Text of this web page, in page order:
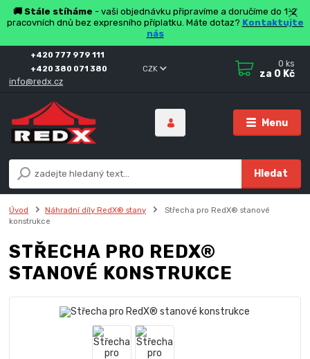
🚚 Stále stíháme - vaši objednávku připravíme a doručíme do 1-2
pracovních dnů bez expresního příplatku. Máte dotaz? Kontaktujte
nás
Menu
CZK
Hledat
+420 777 979 111
+420 380 071 380
info@redx.cz
0 ks
za 0 Kč
Úvod Náhradní díly RedX® stany
Střecha pro RedX® stanové
konstrukce
STŘECHA PRO REDX®
STANOVÉ KONSTRUKCE